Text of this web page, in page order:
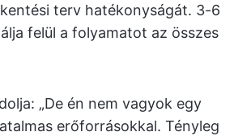
terv hatékonyságát. 3-6
felül a folyamatot az összes
„De én nem vagyok egy
erőforrásokkal. Tényleg